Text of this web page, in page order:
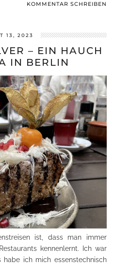
KOMMENTAR SCHREIBEN
13, 2023
– EIN HAUCH
IN BERLIN
ist, dass man immer
kennenlernt. Ich war
ich mich essenstechnisch